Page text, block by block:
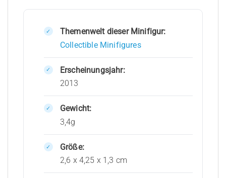
Themenwelt dieser Minifigur:
Collectible Minifigures
Erscheinungsjahr:
2013
Gewicht:
3,4g
Größe:
2,6 x 4,25 x 1,3 cm